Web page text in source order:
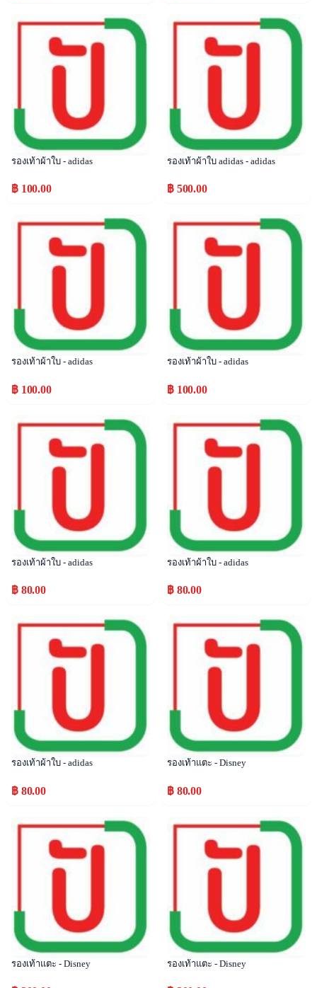
Popular
รองเท้าผ้าใบ - adidas
฿ 100.00
Popular
รองเท้าผ้าใบ adidas - adidas
฿ 500.00
Popular
รองเท้าผ้าใบ - adidas
฿ 100.00
Popular
รองเท้าผ้าใบ - adidas
฿ 100.00
Popular
รองเท้าผ้าใบ - adidas
฿ 80.00
Popular
รองเท้าผ้าใบ - adidas
฿ 80.00
Popular
รองเท้าผ้าใบ - adidas
฿ 80.00
Popular
รองเท้าแตะ - Disney
฿ 80.00
Popular
รองเท้าแตะ - Disney
Popular
รองเท้าแตะ - Disney